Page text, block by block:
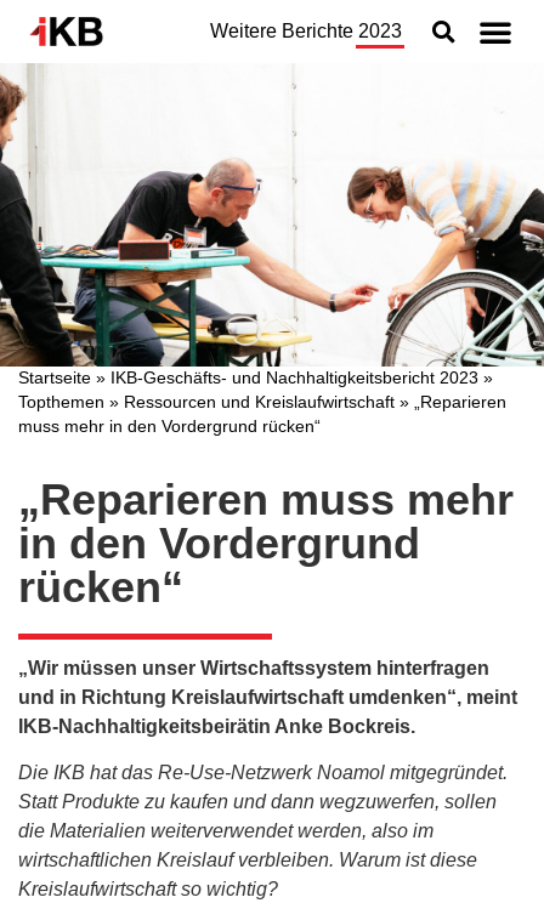
Weitere Berichte 2023
Geschäftsbereiche
Organisation
Jahresabschluss
Konzern
Startseite » IKB-Geschäfts- und Nachhaltigkeitsbericht 2023 »
Topthemen » Ressourcen und Kreislaufwirtschaft » „Reparieren
muss mehr in den Vordergrund rücken“
„Reparieren muss mehr
in den Vordergrund
rücken“
„Wir müssen unser Wirtschaftssystem hinterfragen
und in Richtung Kreislaufwirtschaft umdenken“, meint
IKB-Nachhaltigkeitsbeirätin Anke Bockreis.
Die IKB hat das Re-Use-Netzwerk Noamol mitgegründet.
Statt Produkte zu kaufen und dann wegzuwerfen, sollen
die Materialien weiterverwendet werden, also im
wirtschaftlichen Kreislauf verbleiben. Warum ist diese
Kreislaufwirtschaft so wichtig?